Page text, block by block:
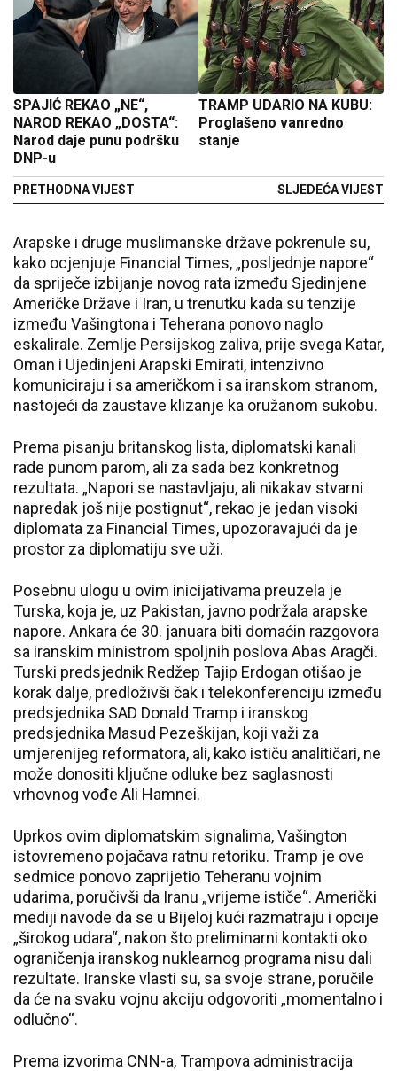
SPAJIĆ REKAO „NE“,
NAROD REKAO „DOSTA“:
Narod daje punu podršku
DNP-u
PRETHODNA VIJEST
TRAMP UDARIO NA KUBU:
Proglašeno vanredno
stanje
SLJEDEĆA VIJEST
Arapske i druge muslimanske države pokrenule su,
kako ocjenjuje Financial Times, „posljednje napore“
da spriječe izbijanje novog rata između Sjedinjene
Američke Države i Iran, u trenutku kada su tenzije
između Vašingtona i Teherana ponovo naglo
eskalirale. Zemlje Persijskog zaliva, prije svega Katar,
Oman i Ujedinjeni Arapski Emirati, intenzivno
komuniciraju i sa američkom i sa iranskom stranom,
nastojeći da zaustave klizanje ka oružanom sukobu.
Prema pisanju britanskog lista, diplomatski kanali
rade punom parom, ali za sada bez konkretnog
rezultata. „Napori se nastavljaju, ali nikakav stvarni
napredak još nije postignut“, rekao je jedan visoki
diplomata za Financial Times, upozoravajući da je
prostor za diplomatiju sve uži.
Posebnu ulogu u ovim inicijativama preuzela je
Turska, koja je, uz Pakistan, javno podržala arapske
napore. Ankara će 30. januara biti domaćin razgovora
sa iranskim ministrom spoljnih poslova Abas Aragči.
Turski predsjednik Redžep Tajip Erdogan otišao je
korak dalje, predloživši čak i telekonferenciju između
predsjednika SAD Donald Tramp i iranskog
predsjednika Masud Pezeškijan, koji važi za
umjerenijeg reformatora, ali, kako ističu analitičari, ne
može donositi ključne odluke bez saglasnosti
vrhovnog vođe Ali Hamnei.
Uprkos ovim diplomatskim signalima, Vašington
istovremeno pojačava ratnu retoriku. Tramp je ove
sedmice ponovo zaprijetio Teheranu vojnim
udarima, poručivši da Iranu „vrijeme ističe“. Američki
mediji navode da se u Bijeloj kući razmatraju i opcije
„širokog udara“, nakon što preliminarni kontakti oko
ograničenja iranskog nuklearnog programa nisu dali
rezultate. Iranske vlasti su, sa svoje strane, poručile
da će na svaku vojnu akciju odgovoriti „momentalno i
odlučno“.
Prema izvorima CNN-a, Trampova administracija